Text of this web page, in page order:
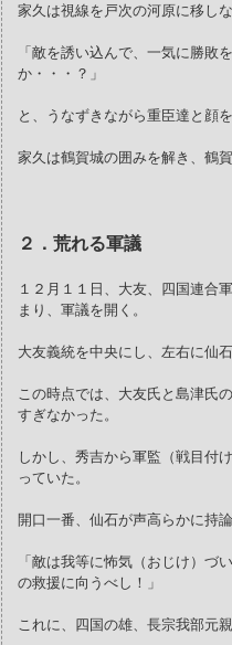
家久は視線を戸次の河原に移し
「敵を誘い込んで、一気に勝敗
か・・・？」
と、うなずきながら重臣達と顔
家久は鶴賀城の囲みを解き、鶴
２．荒れる軍議
１２月１１日、大友、四国連合
まり、軍議を開く。
大友義統を中央にし、左右に仙
この時点では、大友氏と島津氏
すぎなかった。
しかし、秀吉から軍監（戦目付
っていた。
開口一番、仙石が声高らかに持論
「敵は我等に怖気（おじけ）づ
の救援に向うべし！」
これに、四国の雄、長宗我部元親